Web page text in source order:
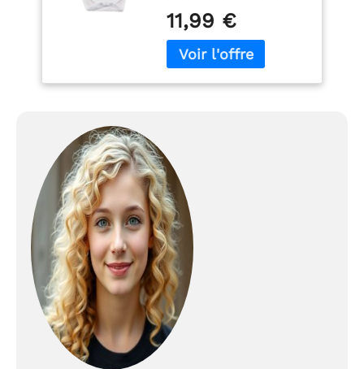
mais aussi pour nos petits qui. keep love
empreinte bebe (cadeau personnalisé
TOUT INCLUS: Notre kit
naissance bebe fille et garcon contient
déjà tout ce dont vous avez besoin pour
séparément. Vous trouverez: Cadre en
bois, verre de sécurité acrylique, lettres
adhésives, pâte à modeler, instructions
détaillées, rouleau. Que vous achetiez nos
cadre naissance personnalisé pour vous-
même ou comme cadeau de naissance
original, vous aurez toujours la garantie
d'une assistance
machine à 30°C Coupe
classique avec col rond
et fermeture par
11,99 €